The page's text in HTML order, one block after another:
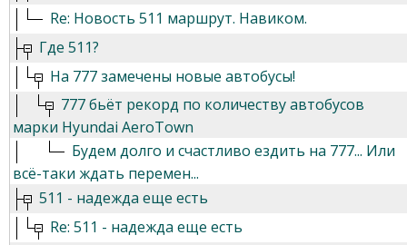
Re: Новость 511 маршрут. Навиком.
Где 511?
На 777 замечены новые автобусы!
777 бьёт рекорд по количеству автобусов
марки Hyundai AeroTown
Будем долго и счастливо ездить на 777... Или
всё-таки ждать перемен...
511 - надежда еще есть
Re: 511 - надежда еще есть